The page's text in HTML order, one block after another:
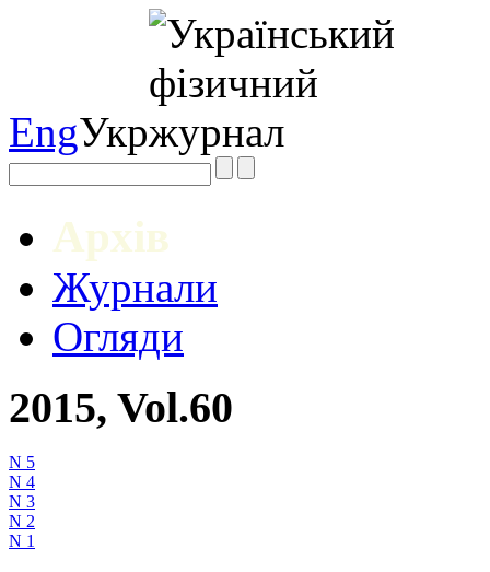
EngУкр
Архів
Журнали
Огляди
2015, Vol.60
N 5
N 4
N 3
N 2
N 1